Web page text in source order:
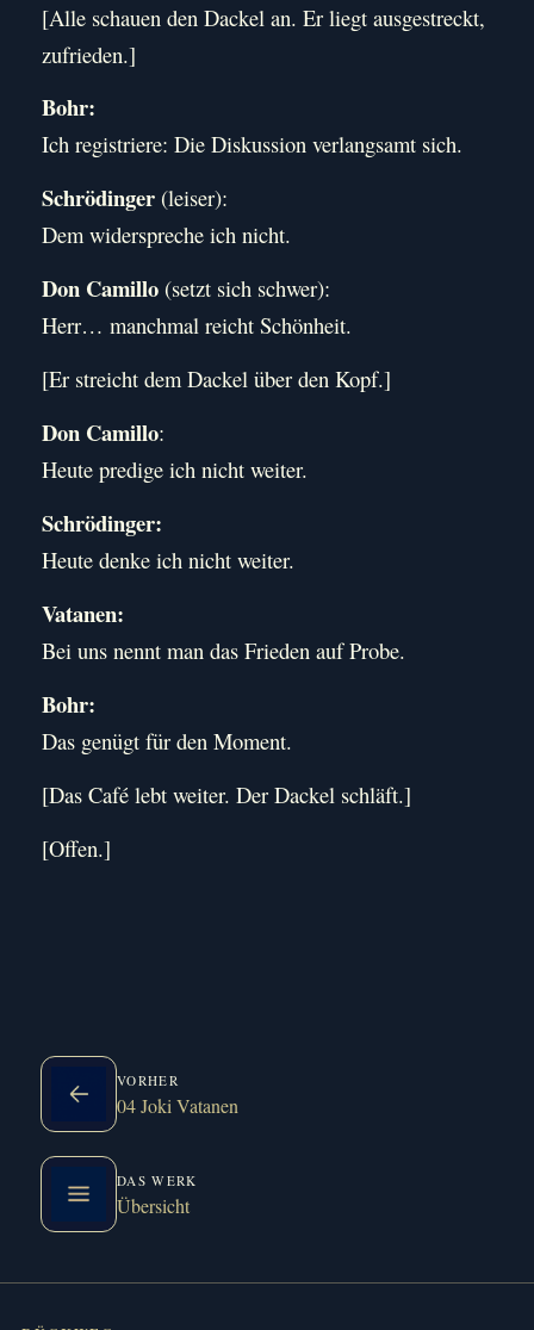
[Alle schauen den Dackel an. Er liegt ausgestreckt,
zufrieden.]
Bohr:
Ich registriere: Die Diskussion verlangsamt sich.
Schrödinger (leiser):
Dem widerspreche ich nicht.
Don Camillo (setzt sich schwer):
Herr… manchmal reicht Schönheit.
[Er streicht dem Dackel über den Kopf.]
Don Camillo:
Heute predige ich nicht weiter.
Schrödinger:
Heute denke ich nicht weiter.
Vatanen:
Bei uns nennt man das Frieden auf Probe.
Bohr:
Das genügt für den Moment.
[Das Café lebt weiter. Der Dackel schläft.]
[Offen.]
VORHER
04 Joki Vatanen
DAS WERK
Übersicht